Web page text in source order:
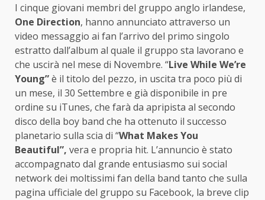
I cinque giovani membri del gruppo anglo irlandese,
One Direction, hanno annunciato attraverso un
video messaggio ai fan l’arrivo del primo singolo
estratto dall’album al quale il gruppo sta lavorano e
che uscirà nel mese di Novembre. “Live While We’re
Young”è il titolo del pezzo, in uscita tra poco più di
un mese, il 30 Settembre e già disponibile in pre
ordine su iTunes, che farà da apripista al secondo
disco della boy band che ha ottenuto il successo
planetario sulla scia di “What Makes You
Beautiful”, vera e propria hit. L’annuncio è stato
accompagnato dal grande entusiasmo sui social
network dei moltissimi fan della band tanto che sulla
pagina ufficiale del gruppo su Facebook, la breve clip